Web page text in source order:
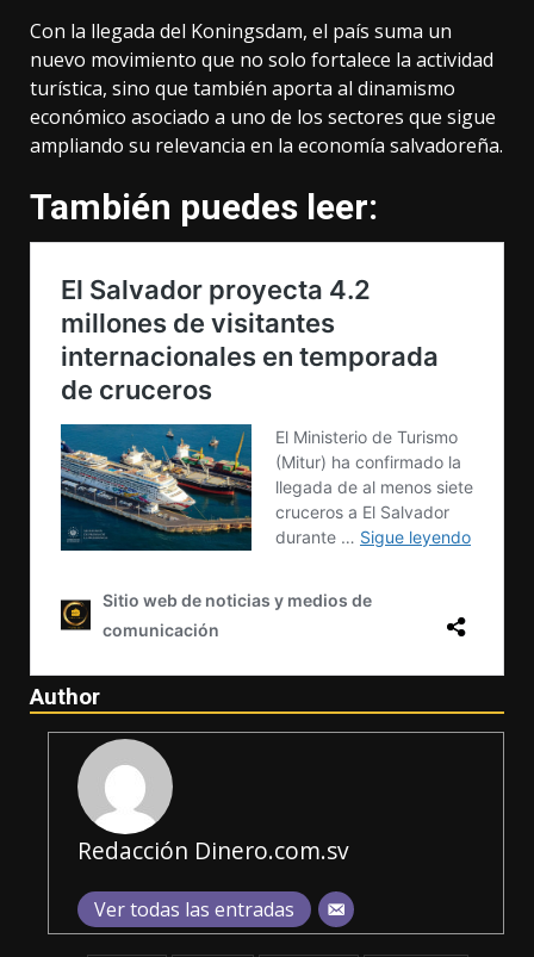
Con la llegada del Koningsdam, el país suma un
nuevo movimiento que no solo fortalece la actividad
turística, sino que también aporta al dinamismo
económico asociado a uno de los sectores que sigue
ampliando su relevancia en la economía salvadoreña.
También puedes leer:
Author
Redacción Dinero.com.sv
Ver todas las entradas